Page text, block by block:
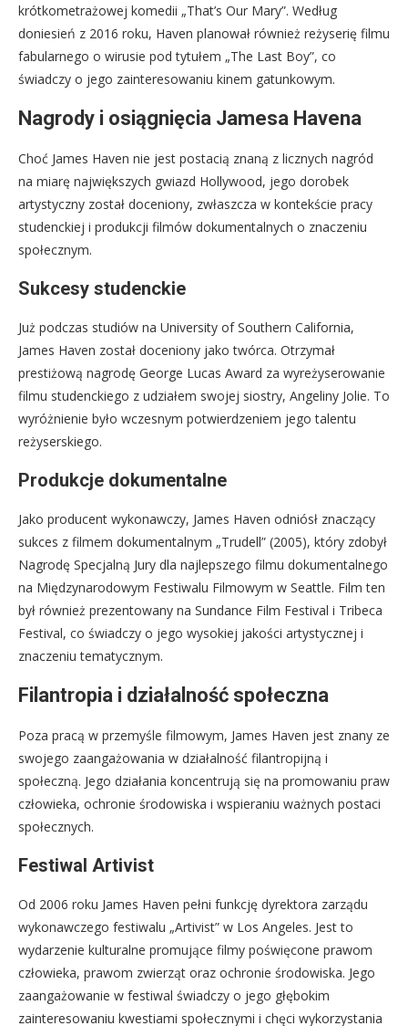
krótkometrażowej komedii „That’s Our Mary”. Według
doniesień z 2016 roku, Haven planował również reżyserię filmu
fabularnego o wirusie pod tytułem „The Last Boy”, co
świadczy o jego zainteresowaniu kinem gatunkowym.
Nagrody i osiągnięcia Jamesa Havena
Choć James Haven nie jest postacią znaną z licznych nagród
na miarę największych gwiazd Hollywood, jego dorobek
artystyczny został doceniony, zwłaszcza w kontekście pracy
studenckiej i produkcji filmów dokumentalnych o znaczeniu
społecznym.
Sukcesy studenckie
Już podczas studiów na University of Southern California,
James Haven został doceniony jako twórca. Otrzymał
prestiżową nagrodę George Lucas Award za wyreżyserowanie
filmu studenckiego z udziałem swojej siostry, Angeliny Jolie. To
wyróżnienie było wczesnym potwierdzeniem jego talentu
reżyserskiego.
Produkcje dokumentalne
Jako producent wykonawczy, James Haven odniósł znaczący
sukces z filmem dokumentalnym „Trudell” (2005), który zdobył
Nagrodę Specjalną Jury dla najlepszego filmu dokumentalnego
na Międzynarodowym Festiwalu Filmowym w Seattle. Film ten
był również prezentowany na Sundance Film Festival i Tribeca
Festival, co świadczy o jego wysokiej jakości artystycznej i
znaczeniu tematycznym.
Filantropia i działalność społeczna
Poza pracą w przemyśle filmowym, James Haven jest znany ze
swojego zaangażowania w działalność filantropijną i
społeczną. Jego działania koncentrują się na promowaniu praw
człowieka, ochronie środowiska i wspieraniu ważnych postaci
społecznych.
Festiwal Artivist
Od 2006 roku James Haven pełni funkcję dyrektora zarządu
wykonawczego festiwalu „Artivist” w Los Angeles. Jest to
wydarzenie kulturalne promujące filmy poświęcone prawom
człowieka, prawom zwierząt oraz ochronie środowiska. Jego
zaangażowanie w festiwal świadczy o jego głębokim
zainteresowaniu kwestiami społecznymi i chęci wykorzystania